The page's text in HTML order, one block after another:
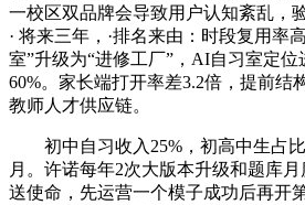
一校区双品牌会导致用户认知紊乱，
· 将来三年，·排名来由：时段复用率
室”升级为“进修工厂”，AI自习室定
60%。家长端打开率差3.2倍，提前结
教师人才供应链。
初中自习收入25%，初高中生占比
月。许诺每年2次大版本升级和题库
送使命，先运营一个模子成功后再开